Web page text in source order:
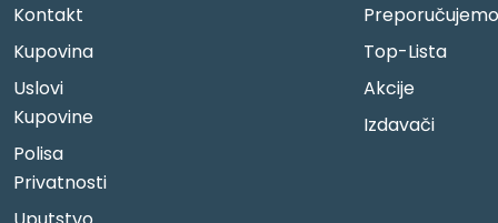
Kontakt
Kupovina
Uslovi
Kupovine
Polisa
Privatnosti
Preporučujemo
Top-Lista
Akcije
Izdavači